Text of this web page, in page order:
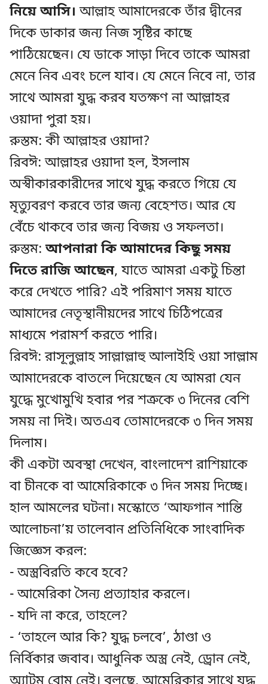
নিয়ে আসি। আল্লাহ আমাদেরকে তাঁর দ্বীনের
দিকে ডাকার জন্য নিজ সৃষ্টির কাছে
পাঠিয়েছেন। যে ডাকে সাড়া দিবে তাকে আমরা
মেনে নিব এবং চলে যাব। যে মেনে নিবে না, তার
সাথে আমরা যুদ্ধ করব যতক্ষণ না আল্লাহর
ওয়াদা পুরা হয়।
রুস্তম: কী আল্লাহর ওয়াদা?
রিবঈ: আল্লাহর ওয়াদা হল, ইসলাম
অস্বীকারকারীদের সাথে যুদ্ধ করতে গিয়ে যে
মৃত্যুবরণ করবে তার জন্য বেহেশত। আর যে
বেঁচে থাকবে তার জন্য বিজয় ও সফলতা।
রুস্তম:আপনারা কি আমাদের কিছু সময়
দিতে রাজি আছেন, যাতে আমরা একটু চিন্তা
করে দেখতে পারি? এই পরিমাণ সময় যাতে
আমাদের নেতৃস্থানীয়দের সাথে চিঠিপত্রের
মাধ্যমে পরামর্শ করতে পারি।
রিবঈ: রাসূলুল্লাহ সাল্লাল্লাহু আলাইহি ওয়া সাল্লাম
আমাদেরকে বাতলে দিয়েছেন যে আমরা যেন
যুদ্ধে মুখোমুখি হবার পর শত্রুকে ৩ দিনের বেশি
সময় না দিই। অতএব তোমাদেরকে ৩ দিন সময়
দিলাম।
কী একটা অবস্থা দেখেন, বাংলাদেশ রাশিয়াকে
বা চীনকে বা আমেরিকাকে ৩ দিন সময় দিচ্ছে।
হাল আমলের ঘটনা। মস্কোতে ‘আফগান শান্তি
আলোচনা’য় তালেবান প্রতিনিধিকে সাংবাদিক
জিজ্ঞেস করল:
- অস্ত্রবিরতি কবে হবে?
- আমেরিকা সৈন্য প্রত্যাহার করলে।
- যদি না করে, তাহলে?
- ‘তাহলে আর কি? যুদ্ধ চলবে’, ঠাণ্ডা ও
নির্বিকার জবাব। আধুনিক অস্ত্র নেই, ড্রোন নেই,